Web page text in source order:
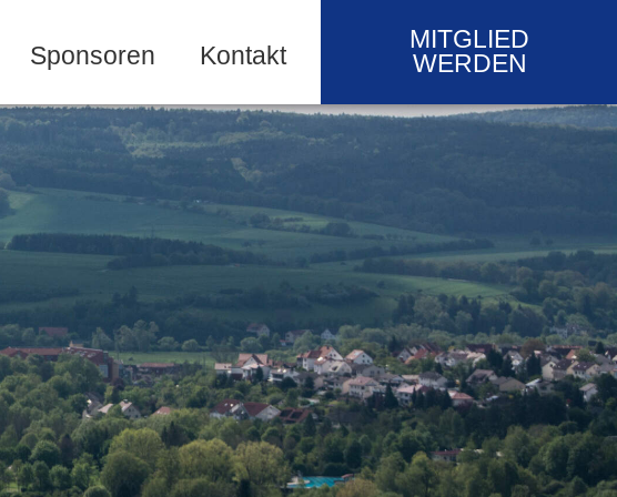
Sponsoren Kontakt
MITGLIED
WERDEN